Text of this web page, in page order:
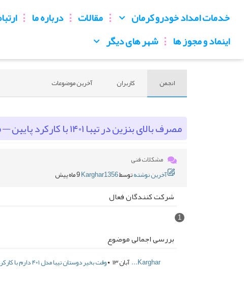
خدمات امداد خودرو کرمان مقالات درباره ما
اینماد و مجوز ها
شهر های دیگر
انجمن کاربران آخرین موضوعات
مصرف بالای بنزین در تیبا ۱۴۰۱ با کارکرد پایین — مشکل از کجاست؟
مشکلات فنی
آخرین نوشتهتوسطKarghar13569 ماه پیش
شرکت کنندگان فعال
1
بررسی اجمالی موضوع
Karghar... آبان ۱۳ • وقت بخیر دوستان تیبا مدل ۴۰۱ دارم با کارکرد ۳۰هزار مصرف سوختش خیل...